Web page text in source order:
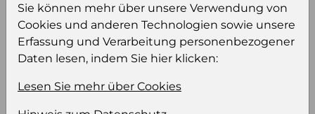
Wählen Sie eine Sprache und ein Format für
Ihre Produktdatei aus
Sie können mehr über unsere Verwendung von
Cookies und anderen Technologien sowie unsere
Erfassung und Verarbeitung personenbezogener
Daten lesen, indem Sie hier klicken:
Lesen Sie mehr über Cookies